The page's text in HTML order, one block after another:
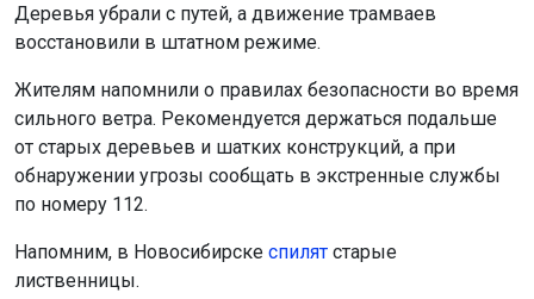
Деревья убрали с путей, а движение трамваев
восстановили в штатном режиме.
Жителям напомнили о правилах безопасности во время
сильного ветра. Рекомендуется держаться подальше
от старых деревьев и шатких конструкций, а при
обнаружении угрозы сообщать в экстренные службы
по номеру 112.
Напомним, в Новосибирске спилят старые
лиственницы.